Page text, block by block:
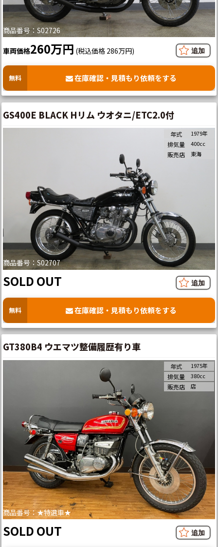
商品番号：S02726
車両価格260万円 (税込価格 286万円)
無料 在庫確認・見積もり依頼をする
GS400E BLACK Hリム ウオタニ/ETC2.0付
商品番号：S02707
年式 1979年
排気量 400cc
販売店 東海
SOLD OUT
無料 在庫確認・見積もり依頼をする
GT380B4 ウエマツ整備履歴有り車
商品番号：★特選車★
年式 1975年
排気量 380cc
販売店 店
SOLD OUT